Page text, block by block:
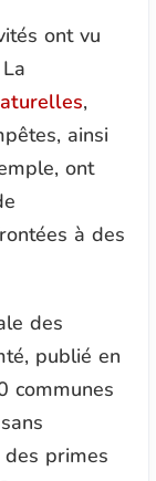
ont vu
,
ainsi
ont
à des
des
publié en
communes
primes